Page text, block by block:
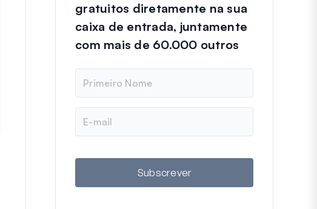
gratuitos diretamente na sua
caixa de entrada, juntamente
com mais de 60.000 outros
m
e
a
l
Subscrever